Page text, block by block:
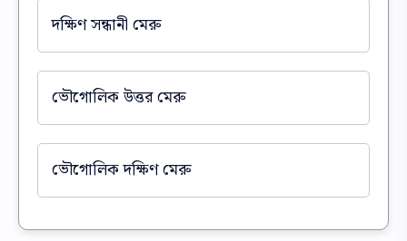
দক্ষিণ সন্ধানী মেরু
ভৌগোলিক উত্তর মেরু
ভৌগোলিক দক্ষিণ মেরু